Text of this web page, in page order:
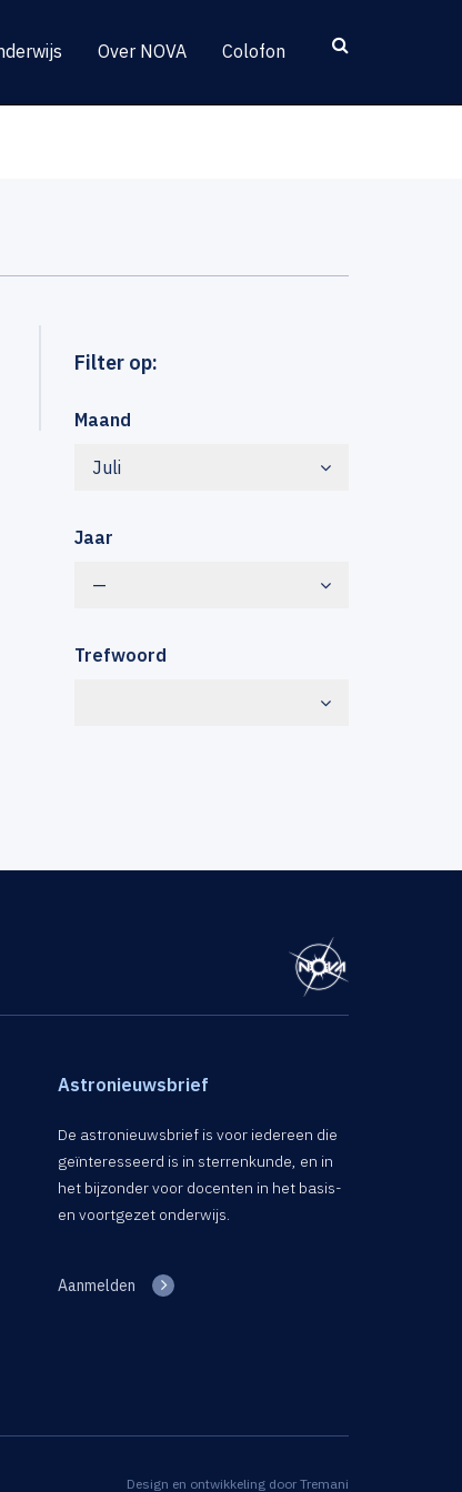
Over NOVA Colofon
Filter op:
Maand
Juli
Jaar
—
Trefwoord
Astronieuwsbrief
De astronieuwsbrief is voor iedereen die
geïnteresseerd is in sterrenkunde, en in
het bijzonder voor docenten in het basis-
en voortgezet onderwijs.
Aanmelden
Design en ontwikkeling door Tremani